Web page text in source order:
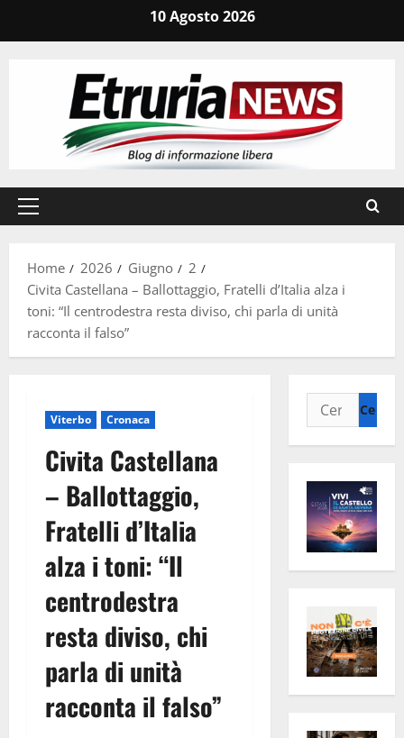
10 Agosto 2026
Menu
Home
2026 Giugno
2
Civita Castellana – Ballottaggio, Fratelli d’Italia alza i
toni: “Il centrodestra resta diviso, chi parla di unità
racconta il falso”
Viterbo Cronaca
Civita Castellana
– Ballottaggio,
Fratelli d’Italia
alza i toni: “Il
centrodestra
resta diviso, chi
parla di unità
racconta il falso”
Ricerca
per: